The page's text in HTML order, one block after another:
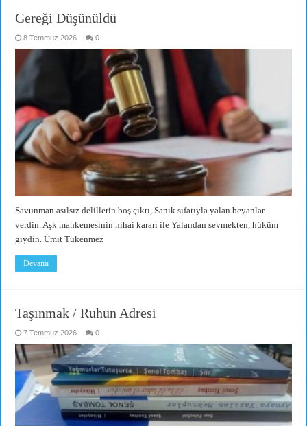
Gereği Düşünüldü
8 Temmuz 2026 0
Savunman asılsız delillerin boş çıktı, Sanık sıfatıyla yalan beyanlar
verdin. Aşk mahkemesinin nihai kararı ile Yalandan sevmekten, hüküm
giydin. Ümit Tükenmez
Devamı
Taşınmak / Ruhun Adresi
7 Temmuz 2026 0